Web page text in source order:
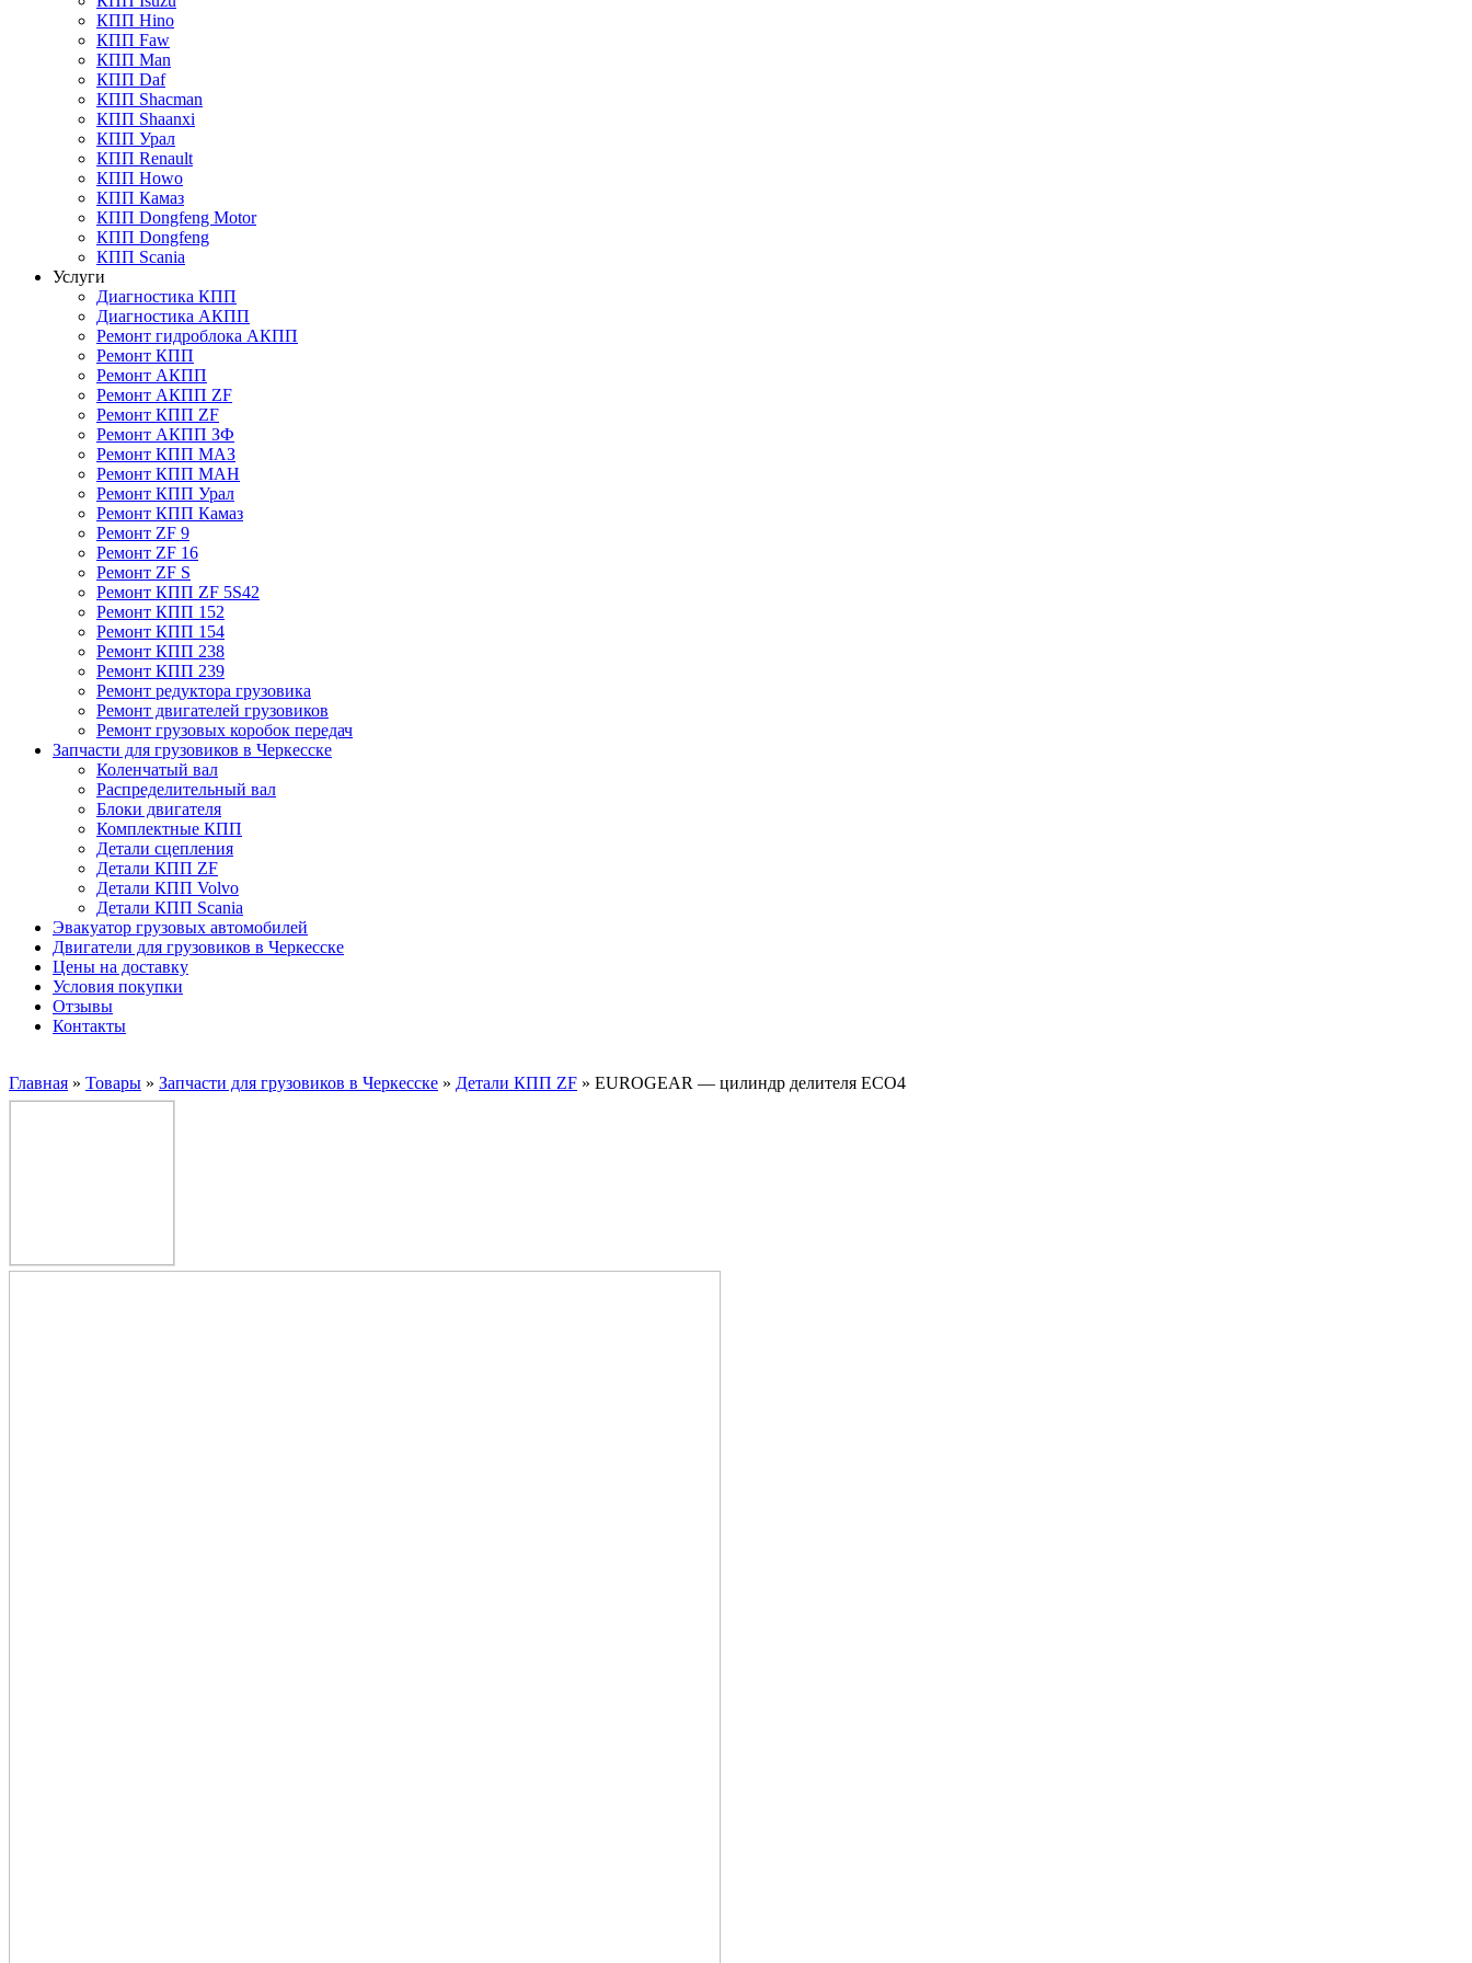
КПП Hino
КПП Faw
КПП Man
КПП Daf
КПП Shacman
КПП Shaanxi
КПП Урал
КПП Renault
КПП Howo
КПП Камаз
КПП Dongfeng Motor
КПП Dongfeng
КПП Scania
Услуги
Диагностика КПП
Диагностика АКПП
Ремонт гидроблока АКПП
Ремонт КПП
Ремонт АКПП
Ремонт АКПП ZF
Ремонт КПП ZF
Ремонт АКПП ЗФ
Ремонт КПП МАЗ
Ремонт КПП МАН
Ремонт КПП Урал
Ремонт КПП Камаз
Ремонт ZF 9
Ремонт ZF 16
Ремонт ZF S
Ремонт КПП ZF 5S42
Ремонт КПП 152
Ремонт КПП 154
Ремонт КПП 238
Ремонт КПП 239
Ремонт редуктора грузовика
Ремонт двигателей грузовиков
Ремонт грузовых коробок передач
Запчасти для грузовиков в Черкесске
Коленчатый вал
Распределительный вал
Блоки двигателя
Комплектные КПП
Детали сцепления
Детали КПП ZF
Детали КПП Volvo
Детали КПП Scania
Эвакуатор грузовых автомобилей
Двигатели для грузовиков в Черкесске
Цены на доставку
Условия покупки
Отзывы
Контакты
Главная » Товары » Запчасти для грузовиков в Черкесске » Детали КПП ZF » EUROGEAR — цилиндр делителя ECO4